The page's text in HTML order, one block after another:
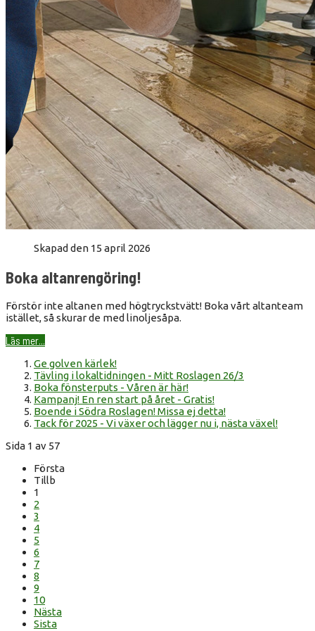
Skapad den 15 april 2026
Boka altanrengöring!
Förstör inte altanen med högtryckstvätt! Boka vårt altanteam
istället, så skurar de med linoljesåpa.
Läs mer...
Ge golven kärlek!
Tävling i lokaltidningen - Mitt Roslagen 26/3
Boka fönsterputs - Våren är här!
Kampanj! En ren start på året - Gratis!
Boende i Södra Roslagen! Missa ej detta!
Tack för 2025 - Vi växer och lägger nu i, nästa växel!
Sida 1 av 57
Första
Tillb
1
2
3
4
5
6
7
8
9
10
Nästa
Sista